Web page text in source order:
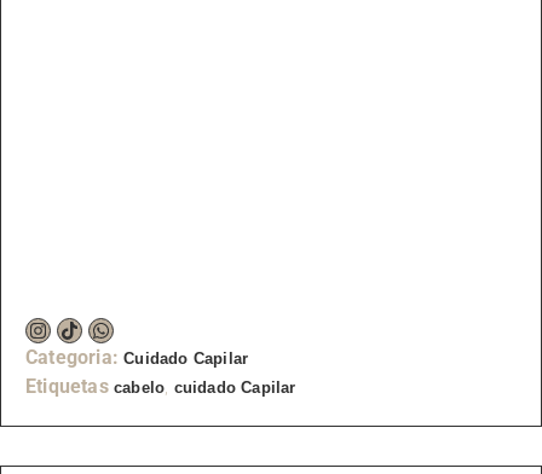
Categoria: Cuidado Capilar
Etiquetas cabelo, cuidado Capilar